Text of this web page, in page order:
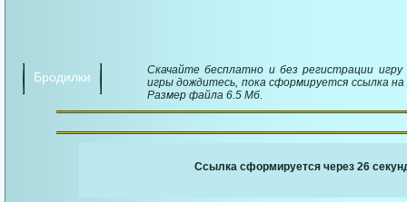
Бродилки
Скачайте бесплатно и без регистрации игру
игры дождитесь, пока сформируется ссылка на
Размер файла 6.5 Мб.
Ссылка сформируется через 25